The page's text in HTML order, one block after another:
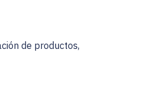
de productos,